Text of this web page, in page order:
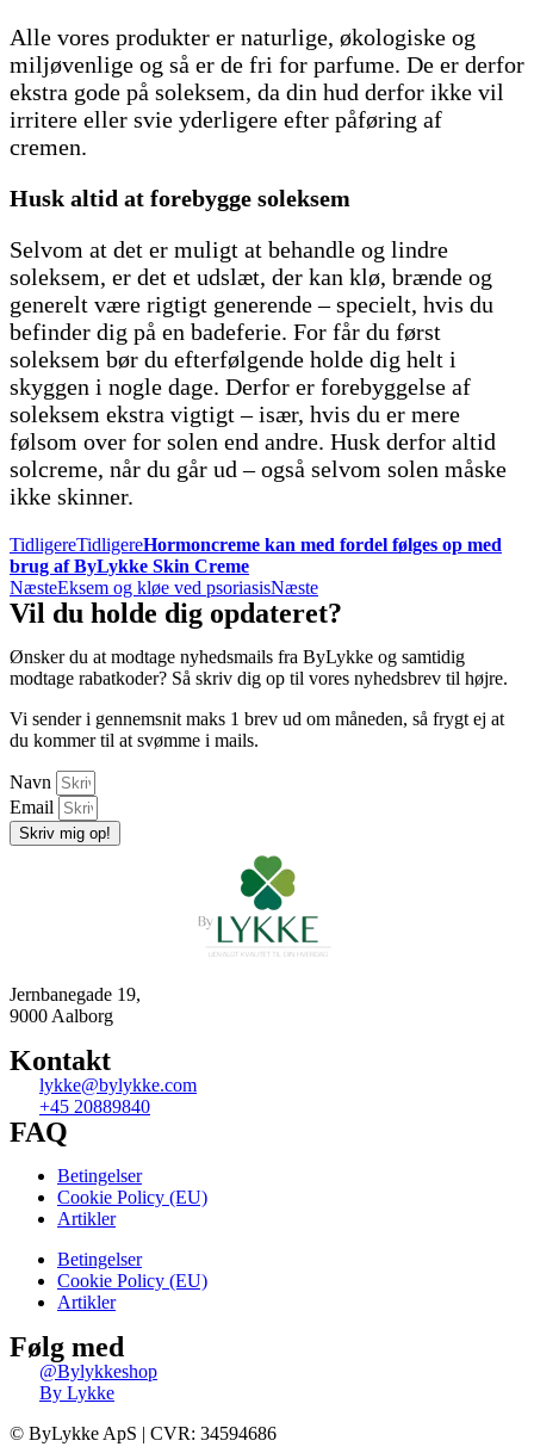
Alle vores produkter er naturlige, økologiske og
miljøvenlige og så er de fri for parfume. De er derfor
ekstra gode på soleksem, da din hud derfor ikke vil
irritere eller svie yderligere efter påføring af
cremen.
Husk altid at forebygge soleksem
Selvom at det er muligt at behandle og lindre
soleksem, er det et udslæt, der kan klø, brænde og
generelt være rigtigt generende – specielt, hvis du
befinder dig på en badeferie. For får du først
soleksem bør du efterfølgende holde dig helt i
skyggen i nogle dage. Derfor er forebyggelse af
soleksem ekstra vigtigt – især, hvis du er mere
følsom over for solen end andre. Husk derfor altid
solcreme, når du går ud – også selvom solen måske
ikke skinner.
TidligereTidligereHormoncreme kan med fordel følges op med
brug af ByLykke Skin Creme
NæsteEksem og kløe ved psoriasisNæste
Vil du holde dig opdateret?
Ønsker du at modtage nyhedsmails fra ByLykke og samtidig
modtage rabatkoder? Så skriv dig op til vores nyhedsbrev til højre.
Vi sender i gennemsnit maks 1 brev ud om måneden, så frygt ej at
du kommer til at svømme i mails.
Navn
Email
Skriv mig op!
Jernbanegade 19,
9000 Aalborg
Kontakt
lykke@bylykke.com
+45 20889840
FAQ
Betingelser
Cookie Policy (EU)
Artikler
Betingelser
Cookie Policy (EU)
Artikler
Følg med
@Bylykkeshop
By Lykke
©️ ByLykke ApS | CVR: 34594686